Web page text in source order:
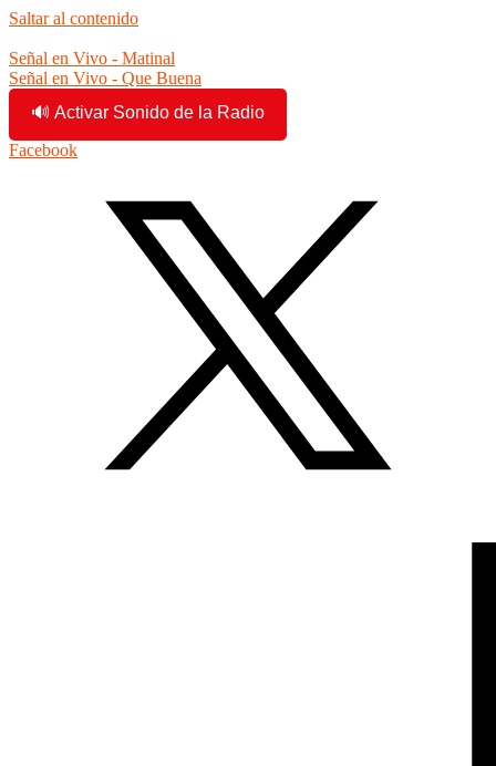
Saltar al contenido
Señal en Vivo - Matinal
Señal en Vivo - Que Buena
🔊 Activar Sonido de la Radio
Facebook